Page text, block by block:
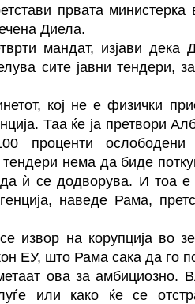
првата министерка
Диела.
мандат, изјави
сите јавни тендери,
кој не е физички
Таа ќе ја претвори
проценти ослободени
тендери нема да биде
да ѝ се додворува. И тоа
наведе Рама,
извор на корупција во
ЕУ, што Рама сака да го
ова за амбициозно.
или како ќе се